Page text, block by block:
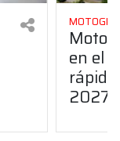
MOTOGP
en el
2027